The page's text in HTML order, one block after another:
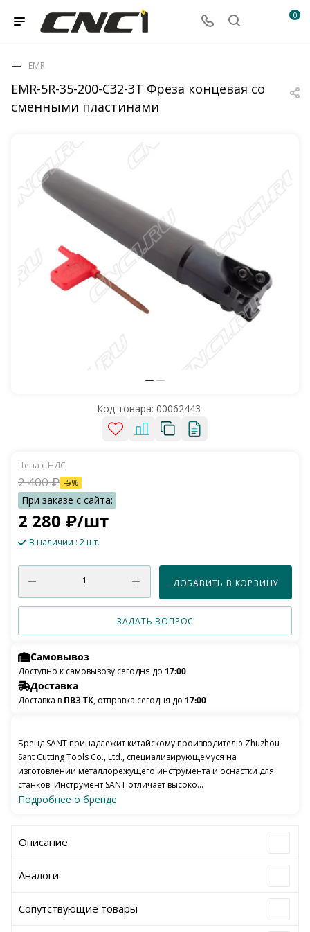
0
EMR-5R-35-200-C32-3T Фреза концевая со
сменными пластинами
EMR
Код товара: 00062443
2 280 ₽/шт
2 400₽ -5%
В наличии : 2 шт.
ДОБАВИТЬ В КОРЗИНУ
ЗАДАТЬ ВОПРОС
Самовывоз
Доступно к самовывозу сегодня до 17:00
Доставка
Доставка в ПВЗ ТК, отправка сегодня до 17:00
Бренд SANT принадлежит китайскому производителю Zhuzhou
Sant Cutting Tools Co., Ltd., специализирующемуся на
изготовлении металлорежущего инструмента и оснастки для
станков. Инструмент SANT отличает высоко...
Подробнее о бренде
Описание
Аналоги
Сопутствующие товары